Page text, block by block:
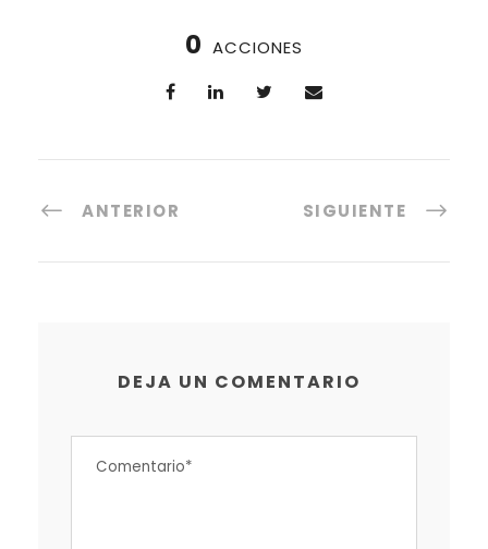
0 ACCIONES
ANTERIOR SIGUIENTE
DEJA UN COMENTARIO